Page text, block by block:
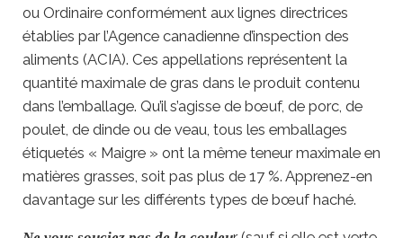
ou Ordinaire conformément aux lignes directrices
établies par l’Agence canadienne d’inspection des
aliments (ACIA). Ces appellations représentent la
quantité maximale de gras dans le produit contenu
dans l’emballage. Qu’il s’agisse de bœuf, de porc, de
poulet, de dinde ou de veau, tous les emballages
étiquetés « Maigre » ont la même teneur maximale en
matières grasses, soit pas plus de 17 %. Apprenez-en
davantage sur les différents types de bœuf haché.